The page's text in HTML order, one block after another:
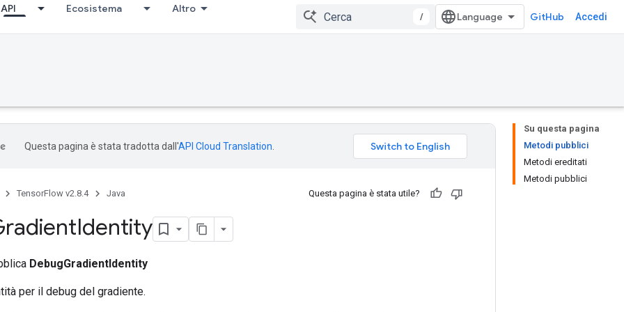
API Ecosistema Altro
/ GitHub Accedi
Su questa pagina
Metodi pubblici
Metodi ereditati
Metodi pubblici
Questa pagina è stata tradotta dall'API Cloud Translation
TensorFlow v2.8.4 Java Questa pagina è stata utile?
Identity
DebugGradientIdentity
per il debug del gradiente.